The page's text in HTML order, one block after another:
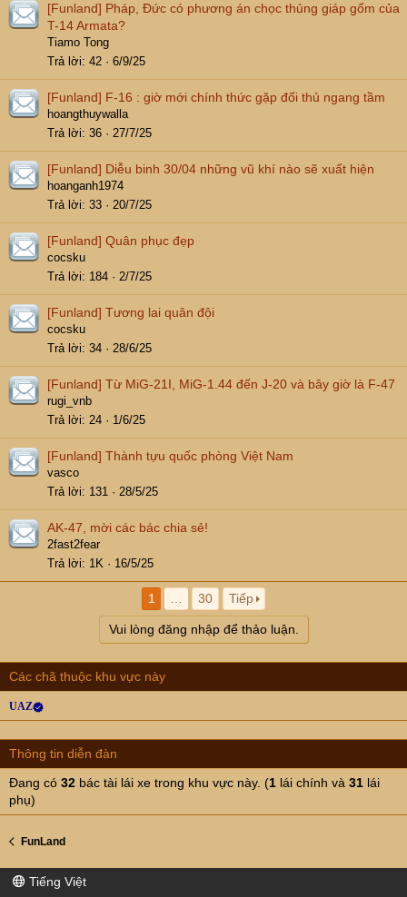
[Funland] Pháp, Đức có phương án chọc thủng giáp gốm của
T-14 Armata?
Tiamo Tong
Trả lời 42 6/9/25
[Funland] F-16 : giờ mới chính thức gặp đối thủ ngang tầm
hoangthuywalla
Trả lời 36 27/7/25
[Funland] Diễu binh 30/04 những vũ khí nào sẽ xuất hiện
hoanganh1974
Trả lời 33 20/7/25
[Funland] Quân phục đẹp
cocsku
Trả lời
184 2/7/25
[Funland] Tương lai quân đội
cocsku
Trả lời 34 28/6/25
[Funland] Từ MiG-21I, MiG-1.44 đến J-20 và bây giờ là F-47
rugi_vnb
Trả lời
24 1/6/25
[Funland] Thành tựu quốc phòng Việt Nam
vasco
Trả lời
131 28/5/25
AK-47, mời các bác chia sẻ!
2fast2fear
Trả lời
1K 16/5/25
1 30 Tiếp
Vui lòng đăng nhập để thảo luận.
Các chã thuộc khu vực này
UAZ
Thông tin diễn đàn
Đang có 32 bác tài lái xe trong khu vực này. (1 lái chính và 31 lái
phụ)
FunLand
Tiếng Việt